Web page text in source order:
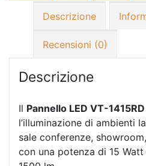
Descrizione
Recensioni (0)
Descrizione
Il Pannello LED VT-1415RD
l’illuminazione di ambienti
sale conferenze,
con una potenza di 15